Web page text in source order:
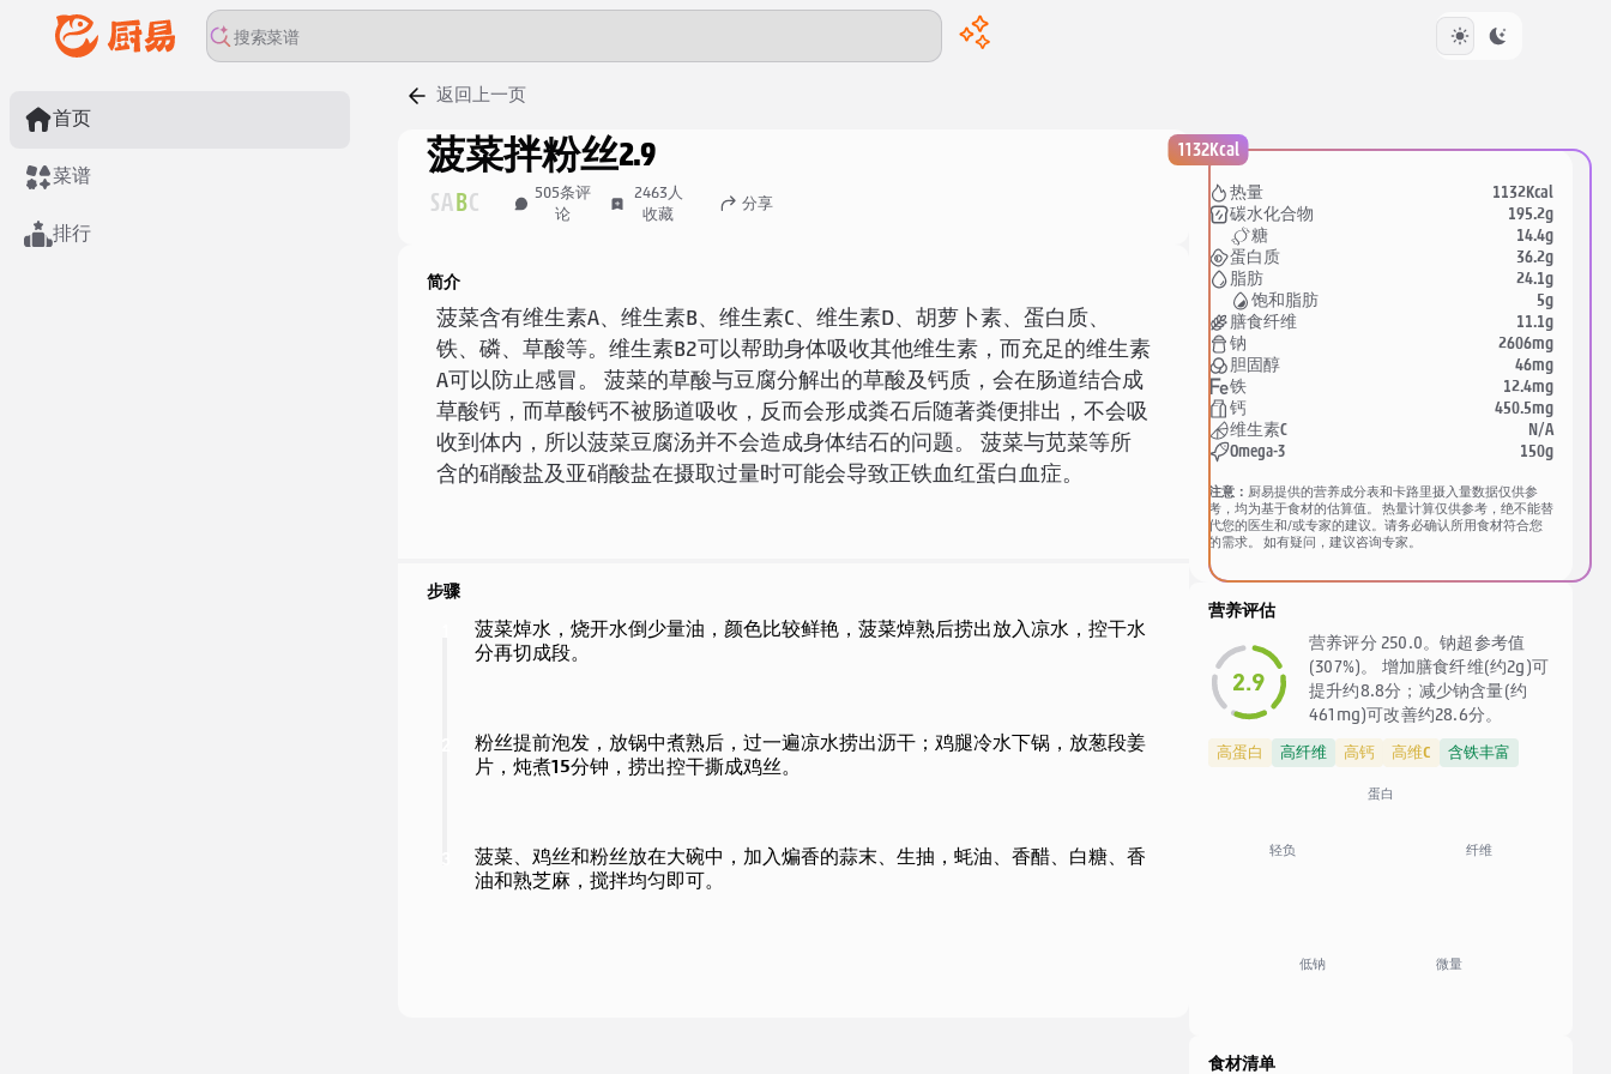
首页
菜谱
排行
返回上一页
菠菜拌粉丝2.9
SA BC 505条评
论
2463 人
收藏
分享
简介
菠菜含有维生素A、维生素B、维生素C、维生素D、胡萝卜素、蛋白质、
铁、磷、草酸等。维生素B2可以帮助身体吸收其他维生素，而充足的维生素
A可以防止感冒。 菠菜的草酸与豆腐分解出的草酸及钙质，会在肠道结合成
草酸钙，而草酸钙不被肠道吸收，反而会形成粪石后随著粪便排出，不会吸
收到体内，所以菠菜豆腐汤并不会造成身体结石的问题。 菠菜与苋菜等所
含的硝酸盐及亚硝酸盐在摄取过量时可能会导致正铁血红蛋白血症。
步骤
菠菜焯水，烧开水倒少量油，颜色比较鲜艳，菠菜焯熟后捞出放入凉水，控干水
分再切成段。
粉丝提前泡发，放锅中煮熟后，过一遍凉水捞出沥干；鸡腿冷水下锅，放葱段姜
片，炖煮15分钟，捞出控干撕成鸡丝。
菠菜、鸡丝和粉丝放在大碗中，加入煸香的蒜末、生抽，蚝油、香醋、白糖、香
油和熟芝麻，搅拌均匀即可。
1132Kcal
热量 1132Kcal
碳水化合物 195.2g
糖 14.4g
蛋白质 36.2g
脂肪 24.1g
饱和脂肪 5g
膳食纤维 11.1g
钠 2606mg
胆固醇 46mg
铁 12.4mg
钙 450.5mg
维生素C N/A
Omega-3 150g
注意： 厨易提供的营养成分表和卡路里摄入量数据仅供参
考，均为基于食材的估算值。 热量计算仅供参考，绝不能替
代您的医生和/或专家的建议。请务必确认所用食材符合您
的需求。 如有疑问，建议咨询专家。
营养评估
2.9
营养评分 250.0。钠超参考值
(307%)。 增加膳食纤维(约2g)可
提升约8.8分；减少钠含量(约
461mg)可改善约28.6分。
高蛋白 高纤维 高钙 高维C 含铁丰富
蛋白
纤维
微量
低钠
轻负
食材清单